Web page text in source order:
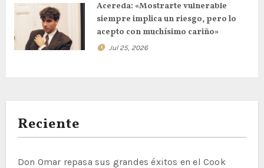
Acereda: «Mostrarte vulnerable
siempre implica un riesgo, pero lo
acepto con muchísimo cariño»
Jul 25, 2026
Reciente
Don Omar repasa sus grandes éxitos en el Cook